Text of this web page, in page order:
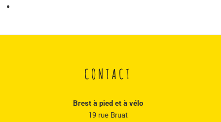
CONTACT
Brest à pied et à vélo
19 rue Bruat